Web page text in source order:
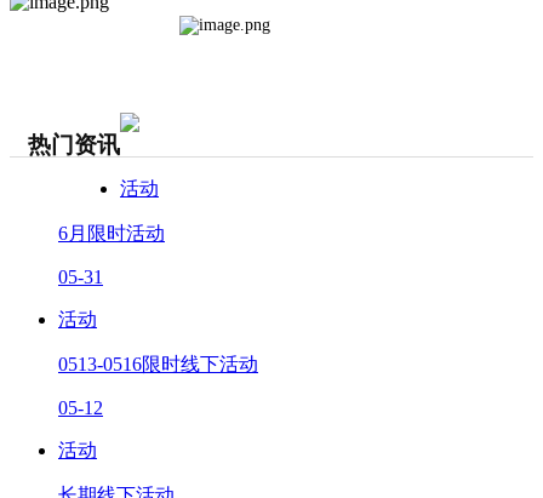
热门资讯
活动
6月限时活动
05-31
活动
0513-0516限时线下活动
05-12
活动